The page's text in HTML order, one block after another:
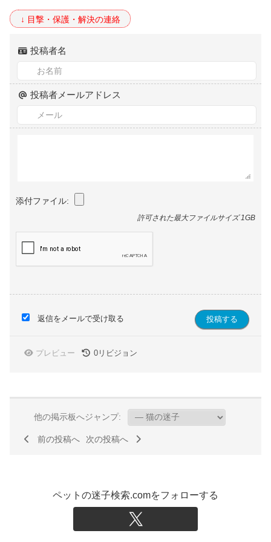
投稿者名
投稿者メールアドレス
添付ファイル:
許可された最大ファイルサイズ 1GB
返信をメールで受け取る
プレビュー 0リビジョン
他の掲示板へジャンプ:
前の投稿へ 次の投稿へ
ペットの迷子検索.comをフォローする